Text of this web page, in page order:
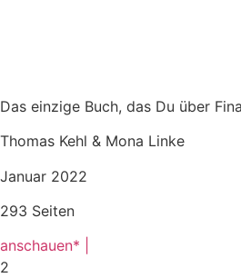
Das einzige Buch, das Du über
Thomas Kehl & Mona Linke
Januar 2022
293 Seiten
anschauen* |
2